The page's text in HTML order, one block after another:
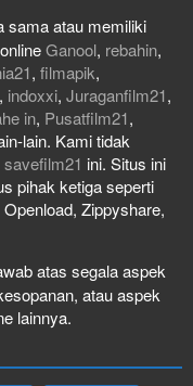
sama atau memiliki
Ganool, rebahin,
, filmapik,
, indoxxi, Juraganfilm21,
in, Pusatfilm21,
lain. Kami tidak
savefilm21 ini. Situs ini
pihak ketiga seperti
Zippyshare,
atas segala aspek
atau aspek
lainnya.